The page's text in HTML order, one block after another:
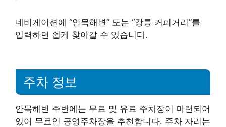
네비게이션에 “안목해변” 또는 “강릉 커피거리”를
입력하면 쉽게 찾아갈 수 있습니다.
주차 정보
안목해변 주변에는 무료 및 유료 주차장이 마련되어
있어 무료인 공영주차장을 추천합니다. 주차 자리는